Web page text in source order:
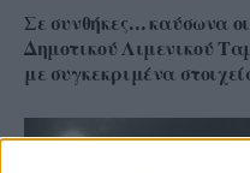
Σε συνθήκες… καύσωνα
Δημοτικού Λιμενικού
με συγκεκριμένα